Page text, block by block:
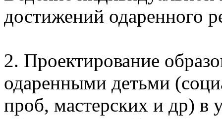
достижений одаренного
2. Проектирование
одаренными детьми
проб, мастерских и др) в